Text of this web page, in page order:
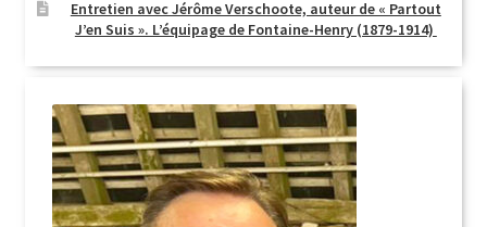
Entretien avec Jérôme Verschoote, auteur de « Partout
J’en Suis ». L’équipage de Fontaine-Henry (1879-1914)